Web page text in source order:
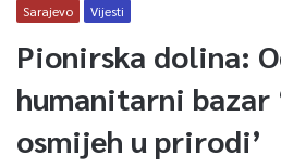
Sarajevo Vijesti
Pionirska dolina:
humanitarni bazar
osmijeh u prirodi’